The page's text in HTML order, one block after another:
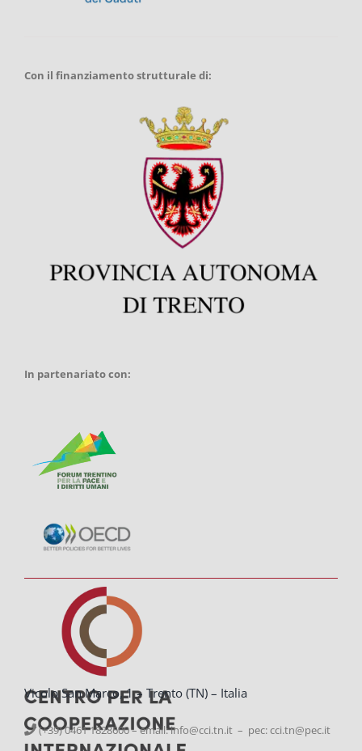
Con il finanziamento strutturale di:
In partenariato con:
Vicolo San Marco, 1 – Trento (TN) – Italia
(+39) 0461 1828600 – email:info@cci.tn.it – pec: cci.tn@pec.it